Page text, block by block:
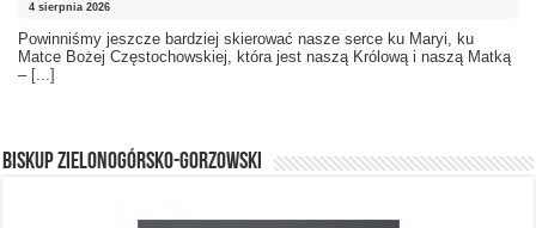
4 sierpnia 2026
Powinniśmy jeszcze bardziej skierować nasze serce ku Maryi, ku
Matce Bożej Częstochowskiej, która jest naszą Królową i naszą Matką
– [...]
BISKUP ZIELONOGÓRSKO-GORZOWSKI